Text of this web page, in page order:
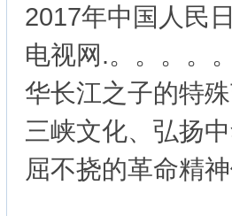
2017年中国人民
电视网.。。。。
华长江之子的特
三峡文化、弘扬
屈不挠的革命精